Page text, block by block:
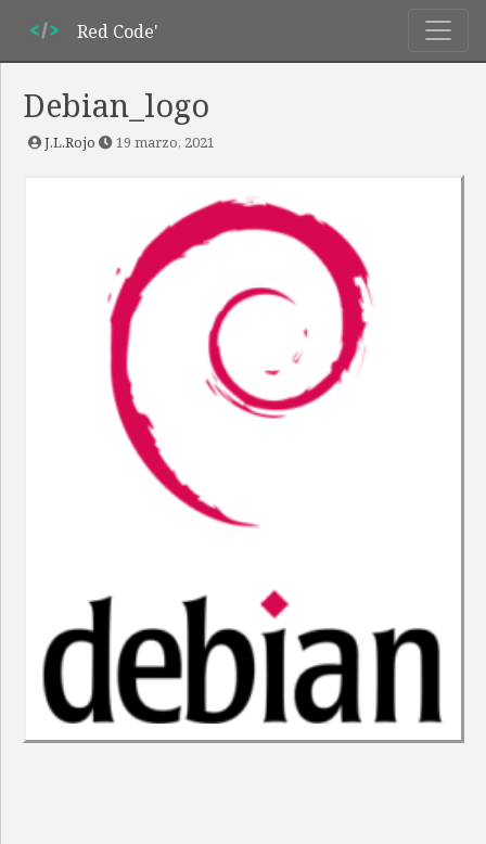
Red Code'
Debian_logo
J.L.Rojo 19 marzo, 2021